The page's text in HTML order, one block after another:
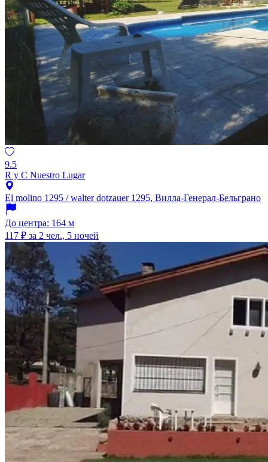
9.5
R y C Nuestro Lugar
El molino 1295 / walter dotzauer 1295, Вилла-Генерал-Бельграно
До центра: 164 м
117 ₽ за 2 чел., 5 ночей